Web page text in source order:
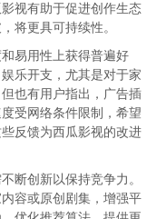
视有助于促进创作生态
将更具可持续性。
易用性上获得普遍好
乐开支，尤其是对于家
也有用户指出，广告插
受网络条件限制，希望
反馈为西瓜影视的改进
断创新以保持竞争力。
容或原创剧集，增强平